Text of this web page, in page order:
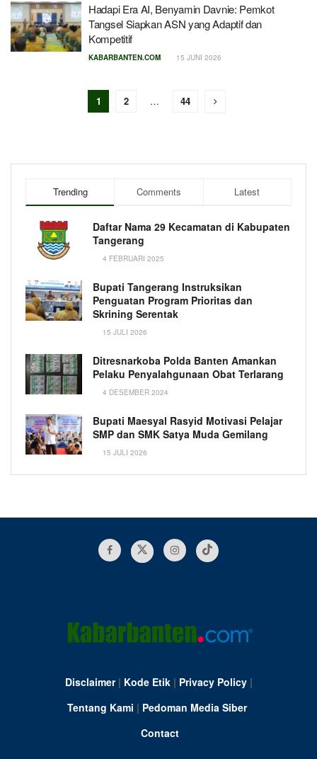
Hadapi Era AI, Benyamin Davnie: Pemkot
Tangsel Siapkan ASN yang Adaptif dan
Kompetitif
KABARBANTEN.COM 15 JUNI 2026
1 2 … 44
Trending Comments Latest
Daftar Nama 29 Kecamatan di Kabupaten
Tangerang
4 FEBRUARI 2025
Bupati Tangerang Instruksikan
Penguatan Program Prioritas dan
Skrining Serentak
15 JULI 2026
Ditresnarkoba Polda Banten Amankan
Pelaku Penyalahgunaan Obat Terlarang
4 DESEMBER 2024
Bupati Maesyal Rasyid Motivasi Pelajar
SMP dan SMK Satya Muda Gemilang
15 JULI 2026
Disclaimer| Kode Etik| Privacy Policy|
Tentang Kami | Pedoman Media Siber
Contact